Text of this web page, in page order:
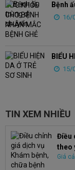
Bệnh
16/
BIỂU
15/
TIN XEM NHIỀU
Điều
theo
Giá